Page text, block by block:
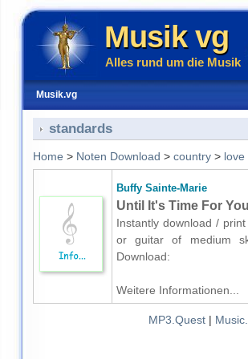
Musik vg
Alles rund um die Musik
Musik.vg
standards
Home > Noten Download > country> love
Buffy Sainte-Marie
Until It's Time For
Instantly download /
or guitar of medium
Download:
Weitere Informationen...
MP3.Quest|